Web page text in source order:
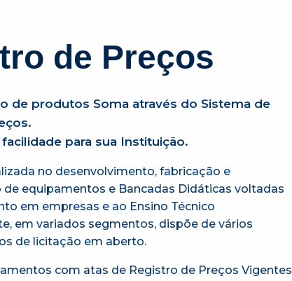
de Preços
de produtos Soma através do Sistema de
para sua Instituição.
no desenvolvimento, fabricação e
de equipamentos e Bancadas Didáticas voltadas
em empresas e ao Ensino Técnico
em variados segmentos, dispõe de vários
de licitação em aberto.
com atas de Registro de Preços Vigentes